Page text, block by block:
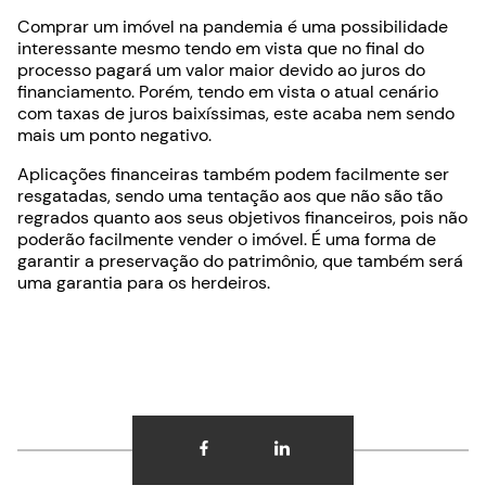
Comprar um imóvel na pandemia é uma possibilidade
interessante mesmo tendo em vista que no final do
processo pagará um valor maior devido ao juros do
financiamento. Porém, tendo em vista o atual cenário
com taxas de juros baixíssimas, este acaba nem sendo
mais um ponto negativo.
Aplicações financeiras também podem facilmente ser
resgatadas, sendo uma tentação aos que não são tão
regrados quanto aos seus objetivos financeiros, pois não
poderão facilmente vender o imóvel. É uma forma de
garantir a preservação do patrimônio, que também será
uma garantia para os herdeiros.